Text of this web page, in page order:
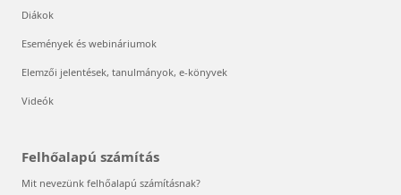
Diákok
Események és webináriumok
Elemzői jelentések, tanulmányok, e-könyvek
Videók
Felhőalapú számítás
Mit nevezünk felhőalapú számításnak?